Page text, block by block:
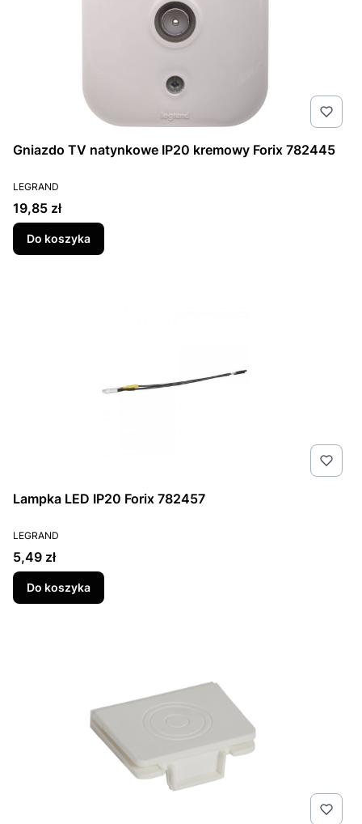
Gniazdo TV natynkowe IP20 kremowy Forix 782445
PRODUCENT
LEGRAND
Cena
19,85 zł
Do koszyka
Lampka LED IP20 Forix 782457
PRODUCENT
LEGRAND
Cena
5,49 zł
Do koszyka